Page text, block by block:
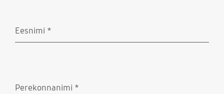
Eesnimi *
Perekonnanimi *